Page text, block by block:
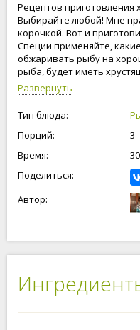
Рецептов приготовления
Выбирайте любой! Мне
корочкой. Вот и
Специи применяйте,
обжаривать рыбу на
рыба, будет иметь
внутри. Жарить хек с
среднем огне. Приступим
Хека в кляре!
Развернуть
Тип блюда:
Порций:
3
Время:
Поделиться:
Автор: